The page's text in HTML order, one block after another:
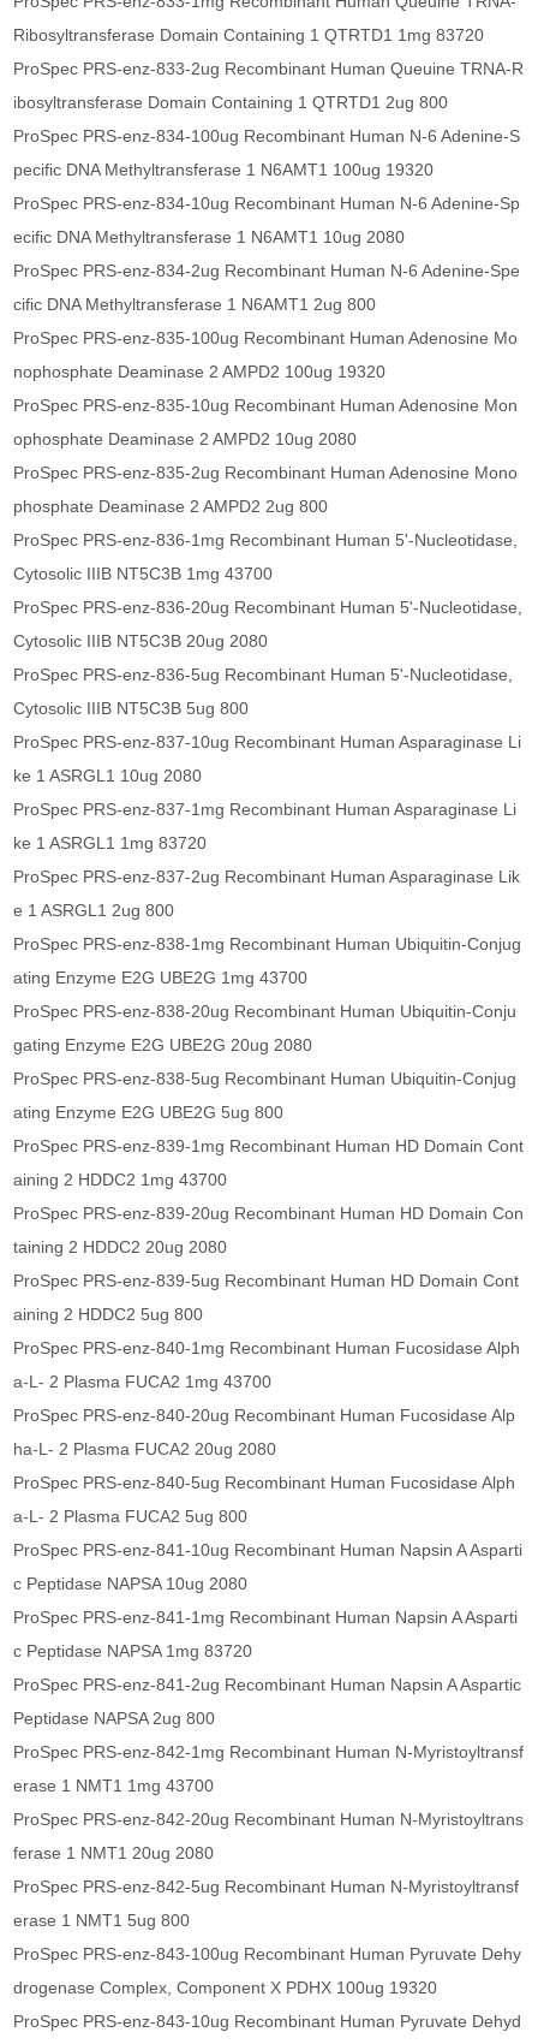
Ribosyltransferase Domain Containing 1 QTRTD1 1mg 83720
ProSpec PRS-enz-833-2ug Recombinant Human Queuine TRNA-R
ibosyltransferase Domain Containing 1 QTRTD1 2ug 800
ProSpec PRS-enz-834-100ug Recombinant Human N-6 Adenine-S
pecific DNA Methyltransferase 1 N6AMT1 100ug 19320
ProSpec PRS-enz-834-10ug Recombinant Human N-6 Adenine-Sp
ecific DNA Methyltransferase 1 N6AMT1 10ug 2080
ProSpec PRS-enz-834-2ug Recombinant Human N-6 Adenine-Spe
cific DNA Methyltransferase 1 N6AMT1 2ug 800
ProSpec PRS-enz-835-100ug Recombinant Human Adenosine Mo
nophosphate Deaminase 2 AMPD2 100ug 19320
ProSpec PRS-enz-835-10ug Recombinant Human Adenosine Mon
ophosphate Deaminase 2 AMPD2 10ug 2080
ProSpec PRS-enz-835-2ug Recombinant Human Adenosine Mono
phosphate Deaminase 2 AMPD2 2ug 800
ProSpec PRS-enz-836-1mg Recombinant Human 5'-Nucleotidase,
Cytosolic IIIB NT5C3B 1mg 43700
ProSpec PRS-enz-836-20ug Recombinant Human 5'-Nucleotidase,
Cytosolic IIIB NT5C3B 20ug 2080
ProSpec PRS-enz-836-5ug Recombinant Human 5'-Nucleotidase,
Cytosolic IIIB NT5C3B 5ug 800
ProSpec PRS-enz-837-10ug Recombinant Human Asparaginase Li
ke 1 ASRGL1 10ug 2080
ProSpec PRS-enz-837-1mg Recombinant Human Asparaginase Li
ke 1 ASRGL1 1mg 83720
ProSpec PRS-enz-837-2ug Recombinant Human Asparaginase Lik
e 1 ASRGL1 2ug 800
ProSpec PRS-enz-838-1mg Recombinant Human Ubiquitin-Conjug
ating Enzyme E2G UBE2G 1mg 43700
ProSpec PRS-enz-838-20ug Recombinant Human Ubiquitin-Conju
gating Enzyme E2G UBE2G 20ug 2080
ProSpec PRS-enz-838-5ug Recombinant Human Ubiquitin-Conjug
ating Enzyme E2G UBE2G 5ug 800
ProSpec PRS-enz-839-1mg Recombinant Human HD Domain Cont
aining 2 HDDC2 1mg 43700
ProSpec PRS-enz-839-20ug Recombinant Human HD Domain Con
taining 2 HDDC2 20ug 2080
ProSpec PRS-enz-839-5ug Recombinant Human HD Domain Cont
aining 2 HDDC2 5ug 800
ProSpec PRS-enz-840-1mg Recombinant Human Fucosidase Alph
a-L- 2 Plasma FUCA2 1mg 43700
ProSpec PRS-enz-840-20ug Recombinant Human Fucosidase Alp
ha-L- 2 Plasma FUCA2 20ug 2080
ProSpec PRS-enz-840-5ug Recombinant Human Fucosidase Alph
a-L- 2 Plasma FUCA2 5ug 800
ProSpec PRS-enz-841-10ug Recombinant Human Napsin A Asparti
c Peptidase NAPSA 10ug 2080
ProSpec PRS-enz-841-1mg Recombinant Human Napsin A Asparti
c Peptidase NAPSA 1mg 83720
ProSpec PRS-enz-841-2ug Recombinant Human Napsin A Aspartic
Peptidase NAPSA 2ug 800
ProSpec PRS-enz-842-1mg Recombinant Human N-Myristoyltransf
erase 1 NMT1 1mg 43700
ProSpec PRS-enz-842-20ug Recombinant Human N-Myristoyltrans
ferase 1 NMT1 20ug 2080
ProSpec PRS-enz-842-5ug Recombinant Human N-Myristoyltransf
erase 1 NMT1 5ug 800
ProSpec PRS-enz-843-100ug Recombinant Human Pyruvate Dehy
drogenase Complex, Component X PDHX 100ug 19320
ProSpec PRS-enz-843-10ug Recombinant Human Pyruvate Dehyd